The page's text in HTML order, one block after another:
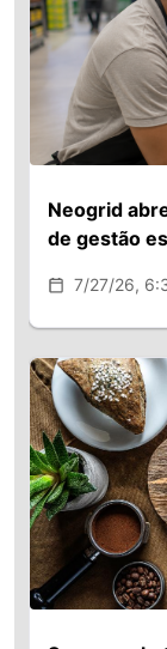
Neogrid
de gestão
7/27/26,